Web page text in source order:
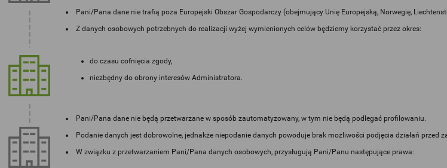
Pani/Pana dane nie trafią poza Europejski Obszar Gospodarczy (obejmujący Unię Europejską, Norwegię,
Z danych osobowych potrzebnych do realizacji wyżej wymienionych celów będziemy korzystać przez okres:
do czasu cofnięcia zgody,
niezbędny do obrony interesów Administratora.
Pani/Pana dane nie będą przetwarzane w sposób zautomatyzowany, w tym nie będą podlegać profilowaniu.
Podanie danych jest dobrowolne, jednakże niepodanie danych powoduje brak możliwości podjęcia działań przed
W związku z przetwarzaniem Pani/Pana danych osobowych, przysługują Pani/Panu następujące prawa: